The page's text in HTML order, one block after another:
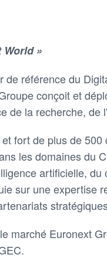
»
référence du
conçoit et
de la recherche, de
fort de plus de
les domaines du
artificielle,
sur une expertise
marché Euronext